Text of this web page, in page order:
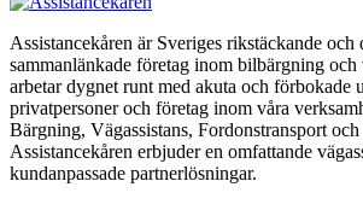
Assistancekåren är Sveriges rikstäckande och
sammanlänkade företag inom bilbärgning och
arbetar dygnet runt med akuta och förbokade
privatpersoner och företag inom våra
Bärgning, Vägassistans, Fordonstransport
Assistancekåren erbjuder en omfattande
kundanpassade partnerlösningar.